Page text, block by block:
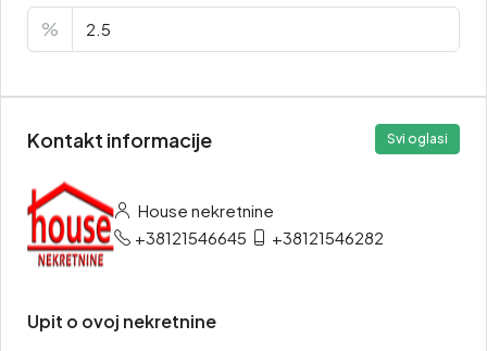
%
Kontakt informacije Svi oglasi
House nekretnine
+38121546645
+38121546282
Upit o ovoj nekretnine